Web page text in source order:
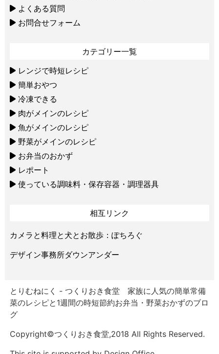
よくある質問
お問合せフォーム
カテゴリー一覧
レンジで時短レシピ
簡単おやつ
冷凍できる
肉がメインのレシピ
魚がメインのレシピ
野菜がメインのレシピ
お弁当のおかず
レポート
使っている調味料・保存容器・調理器具
相互リンク
カメラと料理と犬とお散歩：ぽちろぐ
デザイン事務所ダウンアンダー
とりむねにく - つくりおき食堂 家族に人気の簡単常備
菜のレシピと1週間の時短節約お弁当・野菜おかずのブロ
グ
Copyright©つくりおき食堂,2018 All Rights Reserved.